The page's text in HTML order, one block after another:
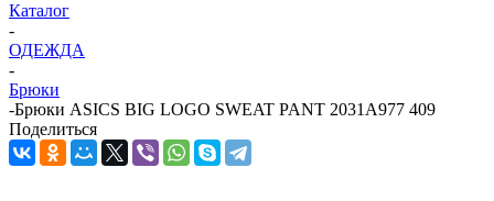
Каталог
-
ОДЕЖДА
-
Брюки
-Брюки ASICS BIG LOGO SWEAT PANT 2031A977 409
Поделиться